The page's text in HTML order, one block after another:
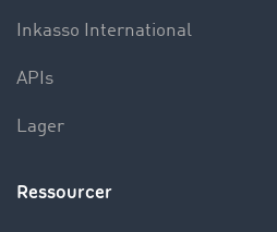
Inkasso International
APIs
Lager
Ressourcer